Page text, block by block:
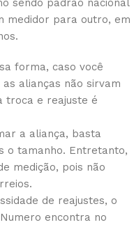
sendo padrão nacional
medidor para outro, em
forma, caso você
alianças não sirvam
troca e reajuste é
a aliança, basta
o tamanho. Entretanto,
medição, pois não
de reajustes, o
encontra no